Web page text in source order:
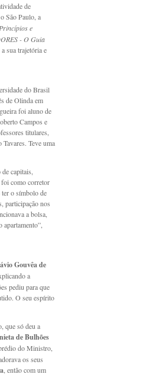
de
São Paulo, a
e
- O Guia
sua trajetória e
do Brasil
de Olinda em
foi aluno de
Campos e
titulares,
Teve uma
de capitais,
foi como corretor
ter o símbolo de
participação nos
a bolsa,
apartamento”,
Gouvêa de
a
pediu para que
O seu espírito
que só deu a
de Bulhões
do Ministro,
os seus
, então com um